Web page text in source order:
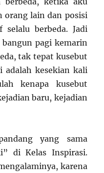
orang lain dan posisi
berbeda. Jadi
pagi kemarin
tak tepat kusebut
kesekian kali
kenapa kusebut
baru, kejadian
yang sama
di Kelas Inspirasi.
karena